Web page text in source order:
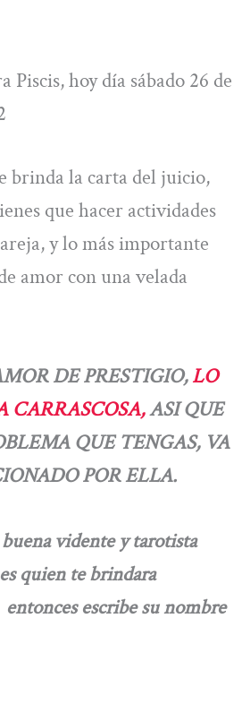
Piscis, hoy día sábado 26 de
brinda la carta del juicio,
que hacer actividades
y lo más importante
amor con una velada
DE PRESTIGIO,LO
CARRASCOSA,ASI QUE
QUE TENGAS, VA
POR ELLA.
vidente y tarotista
quien te brindara
escribe su nombre